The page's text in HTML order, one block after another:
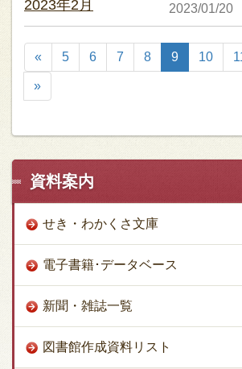
2023年2月 2023/01/20
« 5 6 7 8 9 10
»
資料案内
せき・わかくさ文庫
電子書籍･データベース
新聞・雑誌一覧
図書館作成資料リスト